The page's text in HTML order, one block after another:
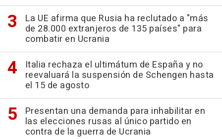
La UE afirma que Rusia ha reclutado a "más
de 28.000 extranjeros de 135 países" para
combatir en Ucrania
Italia rechaza el ultimátum de España y no
reevaluará la suspensión de Schengen hasta
el 15 de agosto
Presentan una demanda para inhabilitar en
las elecciones rusas al único partido en
contra de la guerra de Ucrania